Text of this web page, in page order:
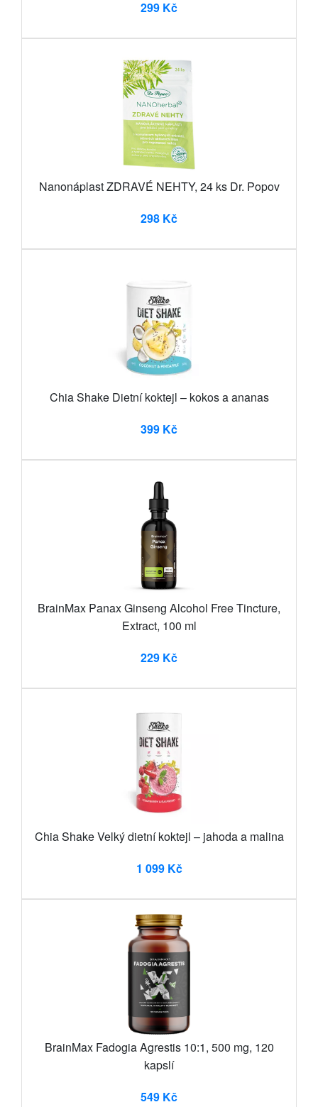
299 Kč
Nanonáplast ZDRAVÉ NEHTY, 24 ks Dr. Popov
298 Kč
Chia Shake Dietní koktejl – kokos a ananas
399 Kč
BrainMax Panax Ginseng Alcohol Free Tincture,
Extract, 100 ml
229 Kč
Chia Shake Velký dietní koktejl – jahoda a malina
1 099 Kč
BrainMax Fadogia Agrestis 10:1, 500 mg, 120
kapslí
549 Kč